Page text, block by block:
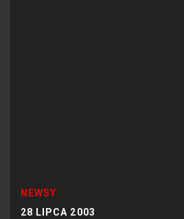
NEWSY
28 LIPCA 2003